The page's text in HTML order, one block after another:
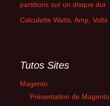
partitions sur un disque dur
Calculette Watts, Amp, Volts
Tutos Sites
Magento
Présentation de Magento